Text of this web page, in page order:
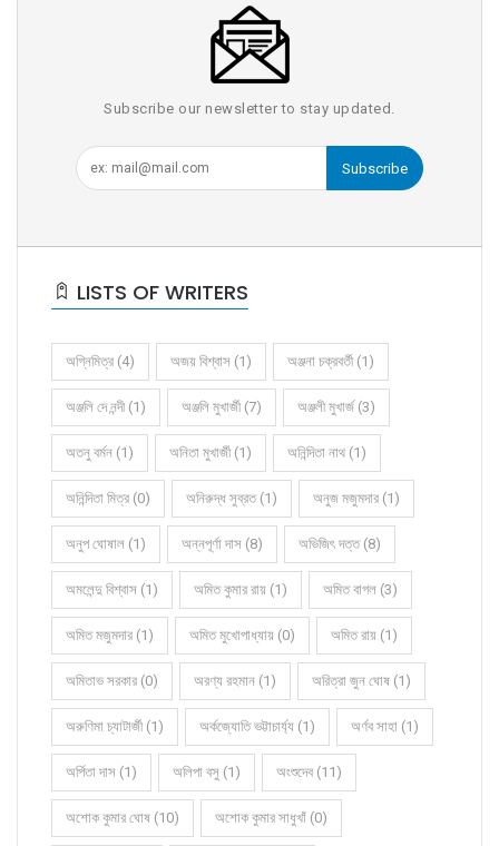
Subscribe our newsletter to stay updated.
Subscribe
LISTS OF WRITERS
অগ্নিমিত্র (4) অজয় বিশ্বাস (1) অঞ্জনা চক্রবর্তী (1)
অঞ্জলি দে নন্দী (1) অঞ্জলি মুখার্জী (7) অঞ্জলী মুখার্জ (3)
অতনু বর্মন (1) অনিতা মুখার্জী (1) অনিন্দিতা নাথ (1)
অনিন্দিতা মিত্র (0) অনিরুদ্ধ সুব্রত (1) অনুজ মজুমদার (1)
অনুপ ঘোষাল (1) অন্নপূর্ণা দাস (8) অভিজিৎ দত্ত (8)
অমলেন্দু বিশ্বাস (1) অমিত কুমার রায় (1) অমিত বাগল (3)
অমিত মজুমদার (1) অমিত মুখোপাধ্যায় (0) অমিত রায় (1)
অমিতাভ সরকার (0) অরণ্য রহমান (1) অরিত্রা জুন ঘোষ (1)
অরুণিমা চ্যাটার্জী (1) অর্কজ্যোতি ভট্টাচার্য্য (1) অর্ণব সাহা (1)
অর্পিতা দাস (1) অলিপা বসু (1) অংশুদেব (11)
অশোক কুমার ঘোষ (10) অশোক কুমার সাধুখাঁ (0)